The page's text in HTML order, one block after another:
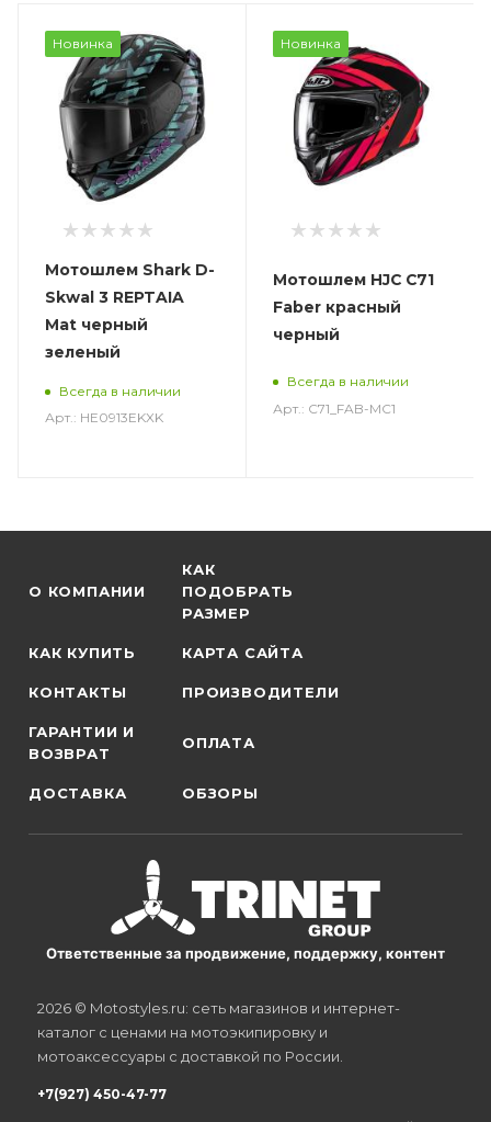
Новинка
Мотошлем Shark D-
Skwal 3 REPTAIA
Mat черный
зеленый
Всегда в наличии
Арт.: HE0913EKXK
Новинка
Мотошлем HJC C71
Faber красный
черный
Всегда в наличии
Арт.: C71_FAB-MC1
О КОМПАНИИ
КАК
ПОДОБРАТЬ
РАЗМЕР
КАК КУПИТЬ КАРТА САЙТА
КОНТАКТЫ ПРОИЗВОДИТЕЛИ
ГАРАНТИИ И
ВОЗВРАТ
ОПЛАТА
ДОСТАВКА ОБЗОРЫ
Ответственные за продвижение, поддержку, контент
2026 © Motostyles.ru: сеть магазинов и интернет-
каталог с ценами на мотоэкипировку и
мотоаксессуары с доставкой по России.
+7(927) 450-47-77